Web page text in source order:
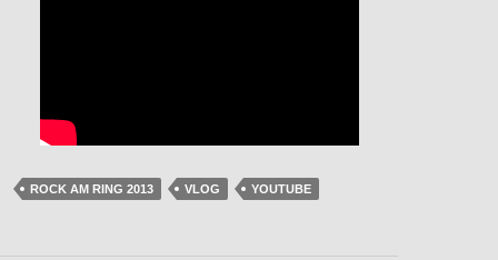
ROCK AM RING 2013 VLOG YOUTUBE